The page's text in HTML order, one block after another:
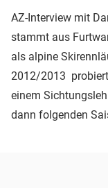
AZ-Interview mit
stammt aus
als alpine
2012/2013
einem
dann folgenden